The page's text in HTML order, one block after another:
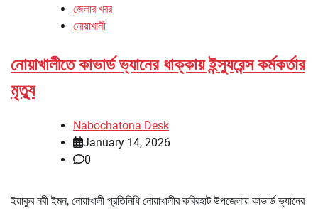
জেলার খবর
নোয়াখালী
নোয়াখালীতে কাভার্ড ভ্যানের ধাক্কায় ইন্স্যুরেন্স কর্মকর্তার
মৃত্যু
Nabochatona Desk
January 14, 2026
0
ইয়াকুব নবী ইমন, নোয়াখালী প্রতিনিধি নোয়াখালীর কবিরহাট উপজেলায় কাভার্ড ভ্যানের